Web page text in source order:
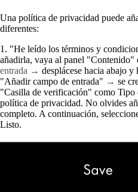
Una política de privacidad puede
diferentes:
1. "He leído los términos y
añadirla, vaya al panel "Contenido"
entrada → desplácese hacia abajo
"Añadir campo de entrada" → se
"Casilla de verificación" como Tipo
política de privacidad. No olvides
completo. A continuación,
Listo.